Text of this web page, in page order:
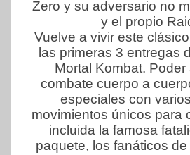
Zero y su adversario no
y el propio
Vuelve a vivir este
las primeras 3 entregas
Mortal Kombat. Poder
combate cuerpo a
especiales con
movimientos únicos para
incluida la famosa
paquete, los fanáticos